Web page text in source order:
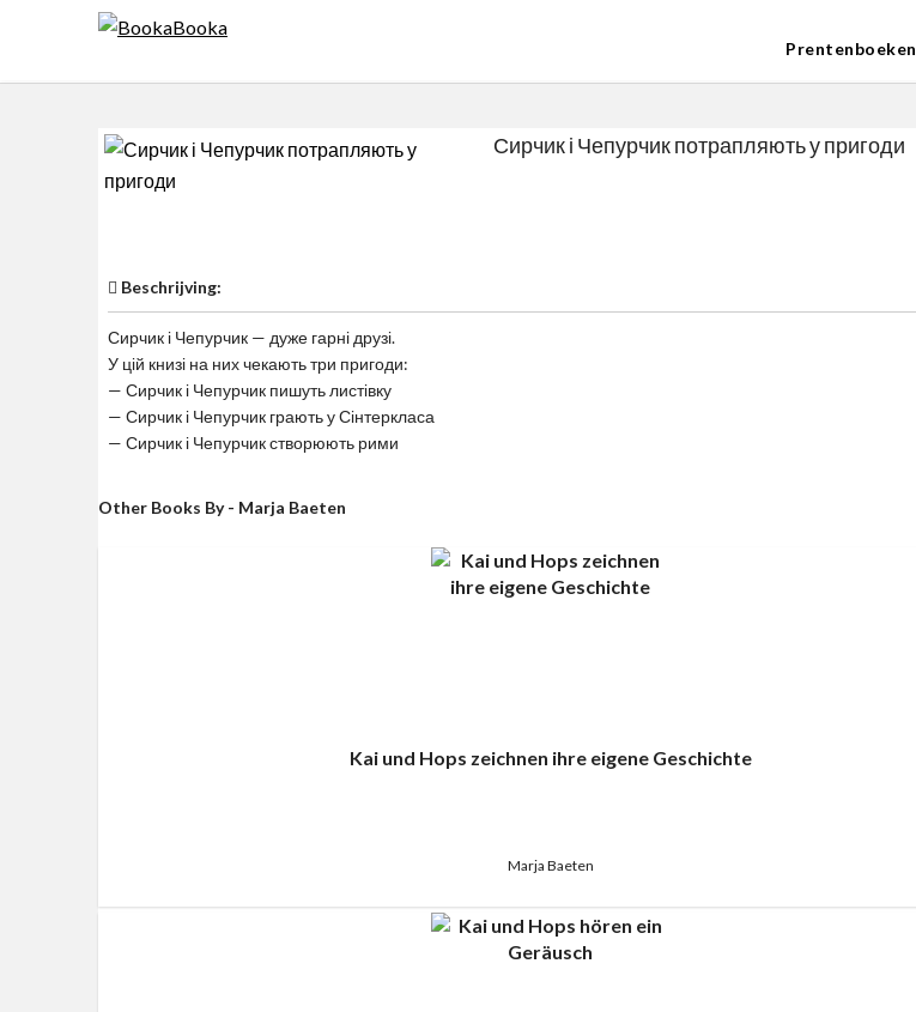
Prentenboeken
Сирчик і Чепурчик потрапляють у пригоди
Beschrijving:
Сирчик і Чепурчик — дуже гарні друзі.
У цій книзі на них чекають три пригоди:
— Сирчик і Чепурчик пишуть листівку
— Сирчик і Чепурчик грають у Сінтеркласа
— Сирчик і Чепурчик створюють рими
Other Books By - Marja Baeten
Kai und Hops zeichnen ihre eigene Geschichte
Marja Baeten